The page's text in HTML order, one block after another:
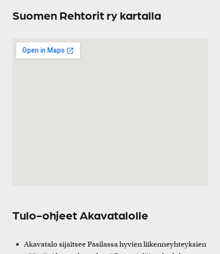
Suomen Rehtorit ry kartalla
Tulo-ohjeet Akavatalolle
Akavatalo sijaitsee Pasilassa hyvien liikenneyhteyksien